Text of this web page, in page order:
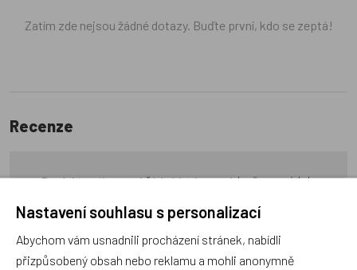
Zatím zde nejsou žádné dotazy. Buďte první, kdo se zeptá!
Recenze
Produkt zatím nemá žádné hodnocení,buďte první, kdo
Přidat hodnocení
Nastavení souhlasu s personalizací
Abychom vám usnadnili procházení stránek, nabídli
přizpůsobený obsah nebo reklamu a mohli anonymně